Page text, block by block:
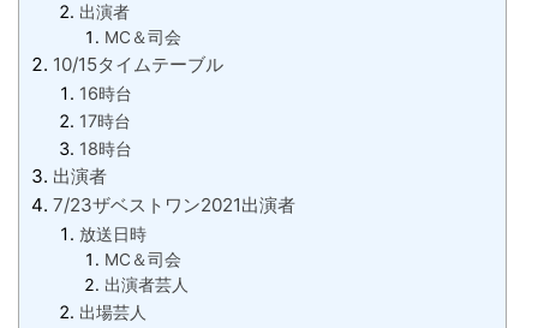
出演者
MC＆司会
10/15タイムテーブル
16時台
17時台
18時台
出演者
7/23ザベストワン2021出演者
放送日時
MC＆司会
出演者芸人
出場芸人